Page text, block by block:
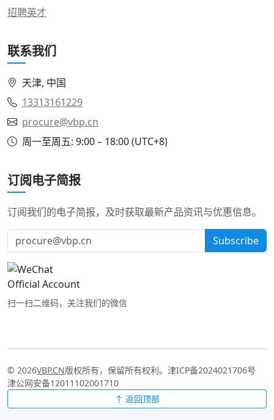
招聘英才
联系我们
天津, 中国
13313161229
procure@vbp.cn
周一至周五: 9:00 – 18:00 (UTC+8)
订阅电子简报
订阅我们的电子简报，及时获取最新产品资讯与优惠信息。
Subscribe
扫一扫二维码，关注我们的微信
© 2026VBP.CN版权所有，保留所有权利。 津ICP备2024021706号
津公网安备12011102001710
返回顶部